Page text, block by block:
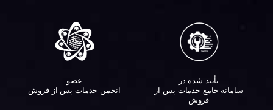
تأیید شده در
سامانه جامع خدمات پس از
فروش
عضو
انجمن خدمات پس از فروش